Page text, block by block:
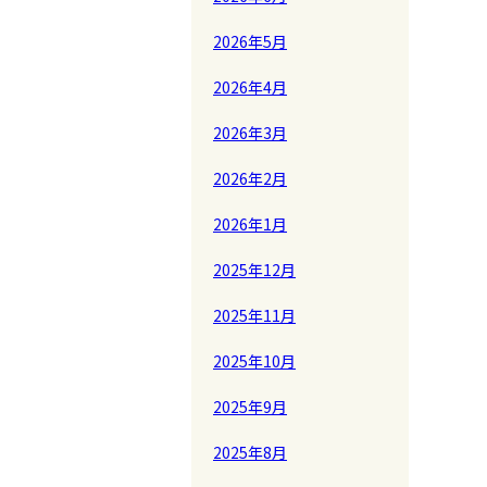
2026年5月
2026年4月
2026年3月
2026年2月
2026年1月
2025年12月
2025年11月
2025年10月
2025年9月
2025年8月